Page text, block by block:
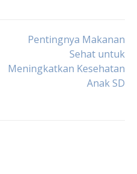
Pentingnya Makanan
Sehat untuk
Meningkatkan Kesehatan
Anak SD